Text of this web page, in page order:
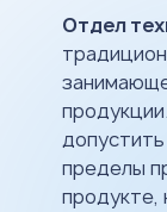
Отдел
пределы
продукте,